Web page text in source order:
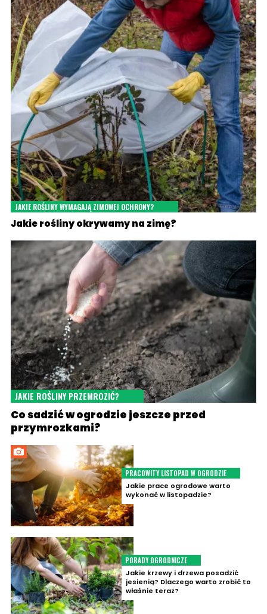
JAKIE ROŚLINY WYMAGAJĄ ZIMOWEJ OCHRONY?
Jakie rośliny okrywamy na zimę?
JAKIE ROŚLINY PRZEMROZIĆ?
Co sadzić w ogrodzie jeszcze przed
przymrozkami?
PRACOWITY LISTOPAD W OGRODZIE
Jakie prace ogrodowe warto
wykonać w listopadzie?
PORADY OGRODNICZE
Jakie krzewy i drzewa posadzić
jesienią? Dlaczego warto zrobić to
właśnie teraz?